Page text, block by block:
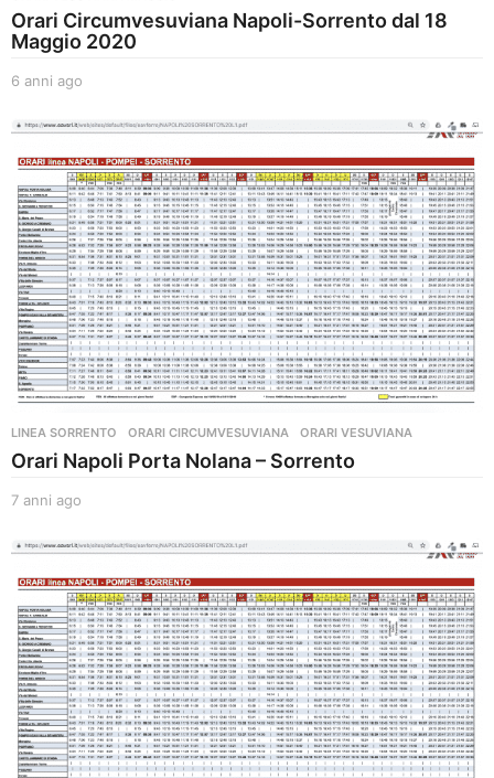
Orari Circumvesuviana Napoli-Sorrento dal 18
Maggio 2020
6 anni ago
n
i
a
g
o
LINEA SORRENTO ,ORARI CIRCUMVESUVIANA ORARI VESUVIANA
Orari Napoli Porta Nolana – Sorrento
7 anni ago
n
i
a
g
o